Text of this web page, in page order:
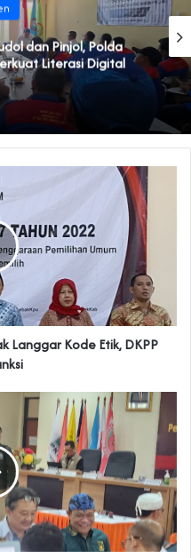
dan Pinjol, Polda
Literasi Digital
Langgar Kode Etik, DKPP